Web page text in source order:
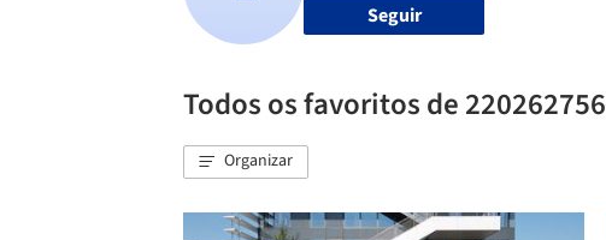
Seguir
Todos os favoritos de 220262756
Organizar